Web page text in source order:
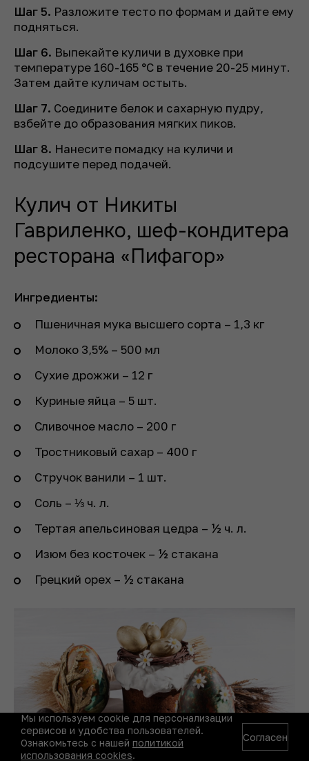
Шаг 5. Разложите тесто по формам и дайте ему
подняться.
Шаг 6. Выпекайте куличи в духовке при
температуре 160-165 °C в течение 20-25 минут.
Затем дайте куличам остыть.
Шаг 7. Соедините белок и сахарную пудру,
взбейте до образования мягких пиков.
Шаг 8. Нанесите помадку на куличи и
подсушите перед подачей.
Кулич от Никиты
Гавриленко, шеф-кондитера
ресторана «Пифагор»
Ингредиенты:
Пшеничная мука высшего сорта – 1,3 кг
Молоко 3,5% – 500 мл
Сухие дрожжи – 12 г
Куриные яйца – 5 шт.
Сливочное масло – 200 г
Тростниковый сахар – 400 г
Стручок ванили – 1 шт.
Соль – ⅓ ч. л.
Тертая апельсиновая цедра – ½ ч. л.
Изюм без косточек – ½ стакана
Грецкий орех – ½ стакана
Мы используем cookie для персонализации
сервисов и удобства пользователей.
Ознакомьтесь с нашей политикой
использования cookies.
Согласен